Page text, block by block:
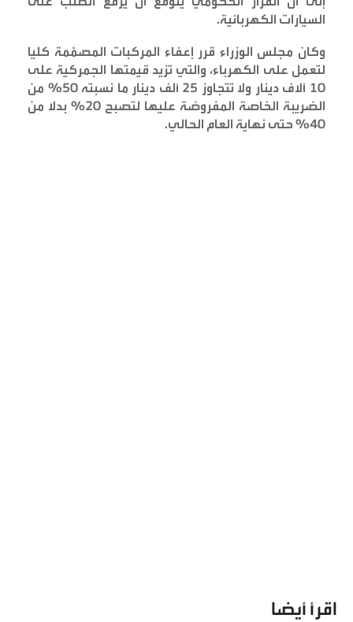
السيارات الكهربائية.
وكان مجلس الوزراء قرر إعفاء المركبات المصمَّمة كليا
لتعمل على الكهرباء، والتي تزيد قيمتها الجمركية على
10 آلاف دينار ولا تتجاوز 25 ألف دينار ما نسبته 50% من
الضريبة الخاصة المفروضة عليها لتصبح 20% بدلا من
40% حتى نهاية العام الحالي
.
اقرأ أيضا